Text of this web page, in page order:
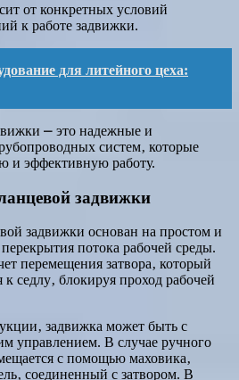
от конкретных условий
к работе задвижки.
для литейного цеха:
⎼ это надежные и
систем‚ которые
и эффективную работу.
задвижки
задвижки основан на простом и
потока рабочей среды.
перемещения затвора‚ который
седлу‚ блокируя проход рабочей
задвижка может быть с
управлением. В случае ручного
с помощью маховика‚
соединенный с затвором. В